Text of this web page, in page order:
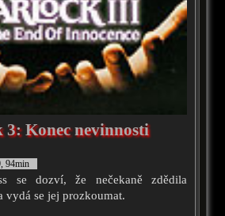
3: Konec nevinnosti
94min
se dozví, že nečekaně zdědila
vydá se jej prozkoumat.